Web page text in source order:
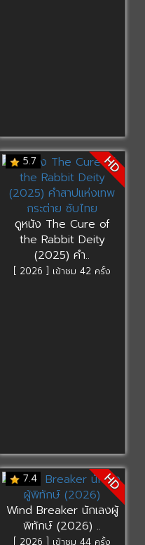
5.7 HD
ดูหนัง The Cure of
the Rabbit Deity
(2025) คำ..
[ 2026 ] เข้าชม 42 ครั้ง
7.4 HD
Wind Breaker นักเลงผู้
พิทักษ์ (2026) ..
[ 2026 ] เข้าชม 44 ครั้ง